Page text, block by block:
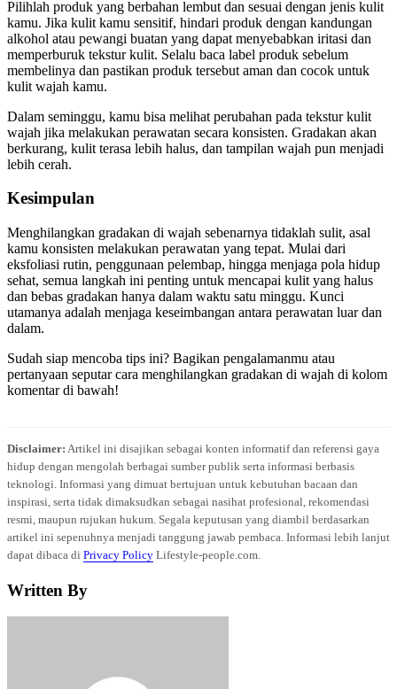
Pilihlah produk yang berbahan lembut dan sesuai dengan jenis kulit
kamu. Jika kulit kamu sensitif, hindari produk dengan kandungan
alkohol atau pewangi buatan yang dapat menyebabkan iritasi dan
memperburuk tekstur kulit. Selalu baca label produk sebelum
membelinya dan pastikan produk tersebut aman dan cocok untuk
kulit wajah kamu.
Dalam seminggu, kamu bisa melihat perubahan pada tekstur kulit
wajah jika melakukan perawatan secara konsisten. Gradakan akan
berkurang, kulit terasa lebih halus, dan tampilan wajah pun menjadi
lebih cerah.
Kesimpulan
Menghilangkan gradakan di wajah sebenarnya tidaklah sulit, asal
kamu konsisten melakukan perawatan yang tepat. Mulai dari
eksfoliasi rutin, penggunaan pelembap, hingga menjaga pola hidup
sehat, semua langkah ini penting untuk mencapai kulit yang halus
dan bebas gradakan hanya dalam waktu satu minggu. Kunci
utamanya adalah menjaga keseimbangan antara perawatan luar dan
dalam.
Sudah siap mencoba tips ini? Bagikan pengalamanmu atau
pertanyaan seputar cara menghilangkan gradakan di wajah di kolom
komentar di bawah!
Disclaimer: Artikel ini disajikan sebagai konten informatif dan referensi gaya
hidup dengan mengolah berbagai sumber publik serta informasi berbasis
teknologi. Informasi yang dimuat bertujuan untuk kebutuhan bacaan dan
inspirasi, serta tidak dimaksudkan sebagai nasihat profesional, rekomendasi
resmi, maupun rujukan hukum. Segala keputusan yang diambil berdasarkan
artikel ini sepenuhnya menjadi tanggung jawab pembaca. Informasi lebih lanjut
dapat dibaca di Privacy Policy Lifestyle-people.com.
Written By